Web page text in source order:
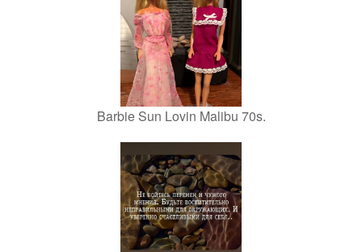
Barbie Sun Lovin Malibu 70s.